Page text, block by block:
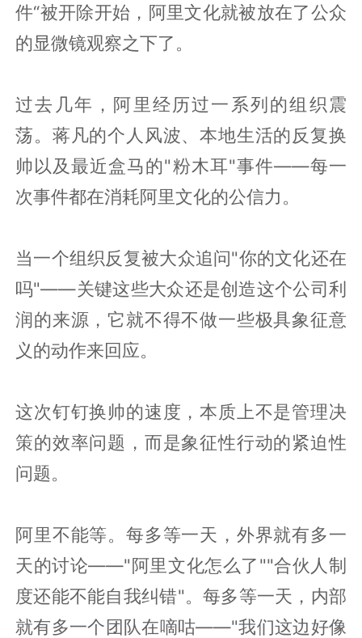
件“被开除开始，阿里文化就被放在了公众
的显微镜观察之下了。
过去几年，阿里经历过一系列的组织震
荡。蒋凡的个人风波、本地生活的反复换
帅以及最近盒马的"粉木耳"事件——每一
次事件都在消耗阿里文化的公信力。
当一个组织反复被大众追问"你的文化还在
吗"——关键这些大众还是创造这个公司利
润的来源，它就不得不做一些极具象征意
义的动作来回应。
这次钉钉换帅的速度，本质上不是管理决
策的效率问题，而是象征性行动的紧迫性
问题。
阿里不能等。每多等一天，外界就有多一
天的讨论——"阿里文化怎么了""合伙人制
度还能不能自我纠错"。每多等一天，内部
就有多一个团队在嘀咕——"我们这边好像